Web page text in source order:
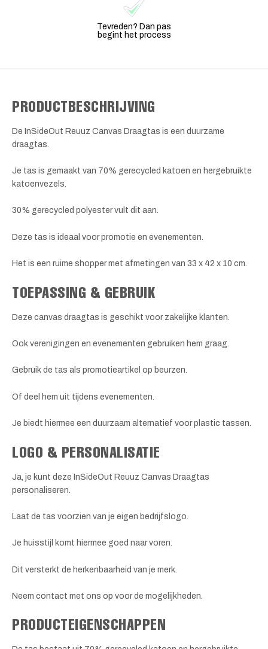
Tevreden? Dan pas
begint het process
PRODUCTBESCHRIJVING
De InSideOut Reuuz Canvas Draagtas is een duurzame
draagtas.
Je tas is gemaakt van 70% gerecycled katoen en hergebruikte
katoenvezels.
30% gerecycled polyester vult dit aan.
Deze tas is ideaal voor promotie en evenementen.
Het is een ruime shopper met afmetingen van 33 x 42 x 10 cm.
TOEPASSING & GEBRUIK
Deze canvas draagtas is geschikt voor zakelijke klanten.
Ook verenigingen en evenementen gebruiken hem graag.
Gebruik de tas als promotieartikel op beurzen.
Of deel hem uit tijdens evenementen.
Je biedt hiermee een duurzaam alternatief voor plastic tassen.
LOGO & PERSONALISATIE
Ja, je kunt deze InSideOut Reuuz Canvas Draagtas
personaliseren.
Laat de tas voorzien van je eigen bedrijfslogo.
Je huisstijl komt hiermee goed naar voren.
Dit versterkt de herkenbaarheid van je merk.
Neem contact met ons op voor de mogelijkheden.
PRODUCTEIGENSCHAPPEN